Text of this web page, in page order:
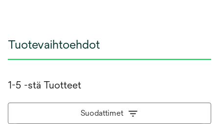
Tuotevaihtoehdot
1-5 -stä Tuotteet
Suodattimet